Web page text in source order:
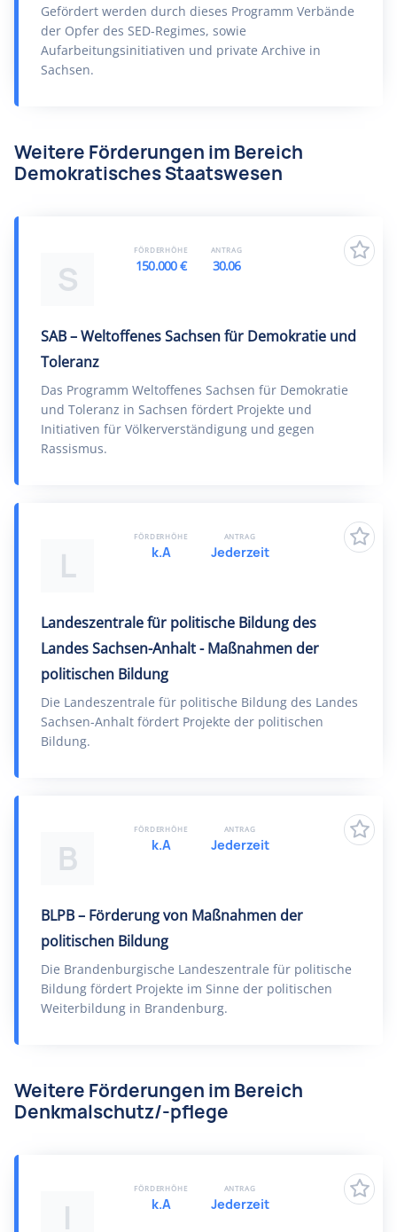
Gefördert werden durch dieses Programm Verbände
der Opfer des SED-Regimes, sowie
Aufarbeitungsinitiativen und private Archive in
Sachsen.
Weitere Förderungen im Bereich
Demokratisches Staatswesen
S
SAB – Weltoffenes Sachsen für Demokratie und
Toleranz
Das Programm Weltoffenes Sachsen für Demokratie
und Toleranz in Sachsen fördert Projekte und
Initiativen für Völkerverständigung und gegen
Rassismus.
FÖRDERHÖHE
150.000 €
ANTRAG
30.06
L
Landeszentrale für politische Bildung des
Landes Sachsen-Anhalt - Maßnahmen der
politischen Bildung
Die Landeszentrale für politische Bildung des Landes
Sachsen-Anhalt fördert Projekte der politischen
Bildung.
FÖRDERHÖHE
k.A
ANTRAG
Jederzeit
B
BLPB – Förderung von Maßnahmen der
politischen Bildung
Die Brandenburgische Landeszentrale für politische
Bildung fördert Projekte im Sinne der politischen
Weiterbildung in Brandenburg.
FÖRDERHÖHE
k.A
ANTRAG
Jederzeit
Weitere Förderungen im Bereich
Denkmalschutz/-pflege
I
FÖRDERHÖHE
k.A
ANTRAG
Jederzeit